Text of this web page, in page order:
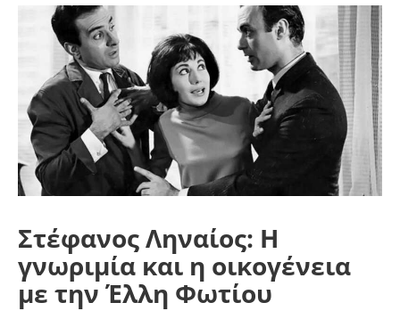
Στέφανος Ληναίος: Η
γνωριμία και η οικογένεια
με την Έλλη Φωτίου